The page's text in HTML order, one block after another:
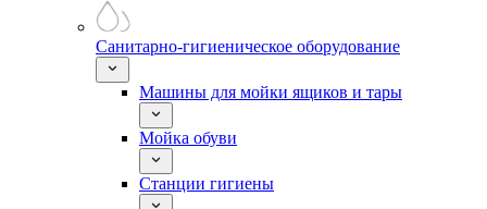
Санитарно-гигиеническое оборудование
Машины для мойки ящиков и тары
Мойка обуви
Станции гигиены